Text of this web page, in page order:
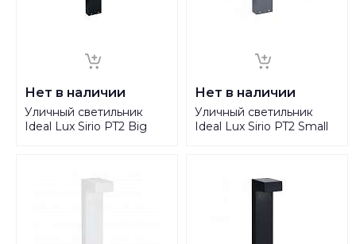
Нет в наличии
Уличный светильник
Ideal Lux Sirio PT2 Big
Нет в наличии
Уличный светильник
Ideal Lux Sirio PT2 Small